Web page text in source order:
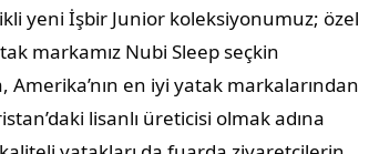
yeni İşbir Junior koleksiyonumuz; özel
markamız Nubi Sleep seçkin
Amerika’nın en iyi yatak markalarından
lisanlı üreticisi olmak adına